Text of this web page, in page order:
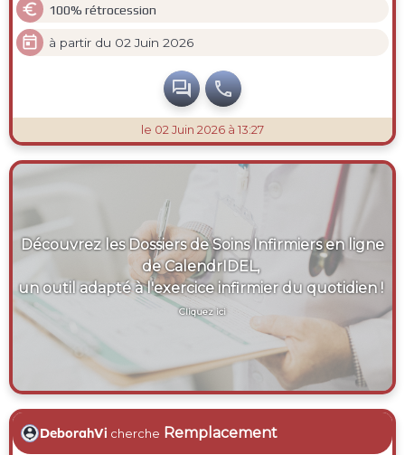
 100% rétrocession
 à partir du 02 Juin 2026
 
le 02 Juin 2026 à 13:27
Découvrez les Dossiers de Soins Infirmiers en ligne
de CalendrIDEL,
un outil adapté à l'exercice infirmier du quotidien !
Cliquez ici
DeborahVi cherche Remplacement